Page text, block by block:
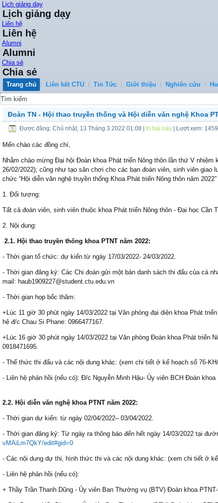
Lịch giảng dạy
Lịch giảng dạy
Liên hệ
Liên hệ
Alumni
Alumni
Chia sẻ
Chia sẻ
Trang chủ Liên kết CTU Tin Tức Giới thiệu Nghiên cứu
0
Đoàn TN - Hội thao truyền thống và Hội diễn văn nghệ Khoa
Được đăng: Chủ nhật, 13 Tháng 3 2022 01:08 In bài này | Lượt xem:
Mến chào các đồng chí,
Nhằm chào mừng Đại hội Đoàn khoa Phát triển Nông thôn lần thứ V
26/02/2022); cũng như tạo sân chơi cho các bạn đoàn viên, sinh viên
chức “Hội diễn văn nghệ truyền thống Khoa Phát triển Nông thôn năm
1. Đối tượng:
Tất cả đoàn viên, sinh viên thuộc khoa Phát triển Nông thôn - Đại học Cần
2. Nội dung:
2.1. Hội thao truyền thống khoa PTNT năm 2022:
- Thời gian tổ chức: dự kiến từ ngày 17/03/2022- 24/03/2022.
- Thời gian đăng ký: Các Chi đoàn gửi một bản danh sách thi đấu của cá
mail: haub1909227@student.ctu.edu.vn
- Thời gian họp bốc thăm:
+Lúc 11 giờ 30 phút ngày 14/03/2022 tại Văn phòng đại diện khoa Phát
hệ đ/c Chau Si Phane: 0966477167.
+Lúc 16 giờ 30 phút ngày 14/03/2022 tại Văn phòng Đoàn khoa Phát triển
0918471695.
- Thể thức thi đấu và các nội dung khác: (xem chi tiết ở kế hoạch số 76-
- Liên hệ phản hồi (nếu có): Đ/c Nguyễn Minh Hậu- Ủy viên BCH Đoàn
2.2. Hội diễn văn nghệ khoa PTNT năm 2022:
- Thời gian dự kiến: từ ngày 02/04/2022– 03/04/2022.
- Thời gian đăng ký: Từ ngày ra thông báo đến hết ngày 14/03/2022 tại
vMAiLm7QkY/edit#gid=0
- Các nội dung dự thi, hình thức thi và các nội dung khác: (xem chi tiết ở
- Liên hệ phản hồi (nếu có):
+ Thầy Trần Thanh Dũng - Ủy viên Ban Thường vụ (BTV) Đoàn khoa